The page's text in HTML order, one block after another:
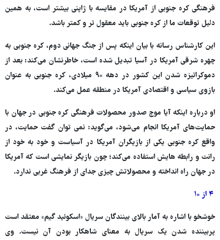
فرهنگی کره جنوبی از آمریکا در مقایسه با ژاپنی بیشتر است، به همین
دلیل توقعات ما از کره جنوبی باید معقول تر و کمتر باشد.
این کارشناس رسانه با بیان اینکه پس از جنگ جهانی دوم، کره جنوبی به
چهره شرقی آمریکا در آسیا تبدیل شده است، خاطرنشان می‌کند: بعد از
دموکراتیزه شدن این کشور در دهه ۹۰ میلادی، کره جنوبی به عنوان
بازوی سیاسی و اقتصادی آمریکا در منطقه عمل می‌کند.
او درباره اینکه آیا موج صدور محصولات فرهنگی کره جنوبی در جهان با
حمایت‌های آمریکا انجام می‌شود، می‌گوید: نمی توان گفت حمایت، در
واقع کره جنوبی یکی از بازیگران آمریکا در آسیاست و خود به خود از
رانت و رابطه هایش استفاده می‌کند؛ چون بازیگر نمایشی است که آمریکا
در جهان راه انداخته و محصولاتش چیزی جدای از فرهنگ غربی ندارد.
خوشخو با اشاره به آمار بالای بینندگان سریال «اسکوئید گیم» معتقد است
پربیننده شدن یک سریال به معنای شاهکار بودن آن نیست. وی